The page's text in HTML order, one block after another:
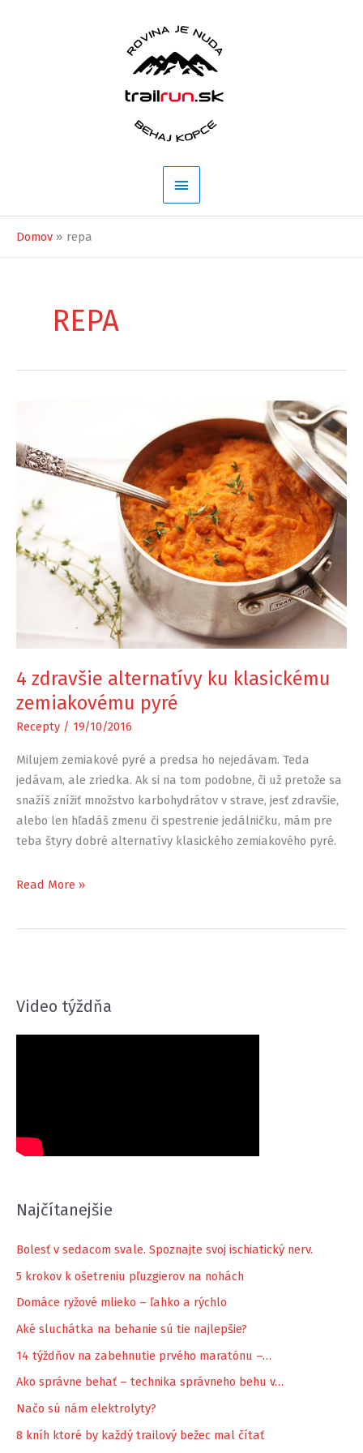
Hlavné
Menu
Domov repa
REPA
4 zdravšie alternatívy ku klasickému
zemiakovému pyré
Recepty / 19/10/2016
Milujem zemiakové pyré a predsa ho nejedávam. Teda
jedávam, ale zriedka. Ak si na tom podobne, či už pretože sa
snažíš znížiť množstvo karbohydrátov v strave, jesť zdravšie,
alebo len hľadáš zmenu či spestrenie jedálničku, mám pre
teba štyry dobré alternatívy klasického zemiakového pyré.
4
pyré
Read More »
Video týždňa
Najčítanejšie
Bolesť v sedacom svale. Spoznajte svoj ischiatický nerv.
5 krokov k ošetreniu pľuzgierov na nohách
Domáce ryžové mlieko – ľahko a rýchlo
Aké sluchátka na behanie sú tie najlepšie?
14 týždňov na zabehnutie prvého maratónu –…
Ako správne behať – technika správneho behu v…
Načo sú nám elektrolyty?
8 kníh ktoré by každý trailový bežec mal čítať